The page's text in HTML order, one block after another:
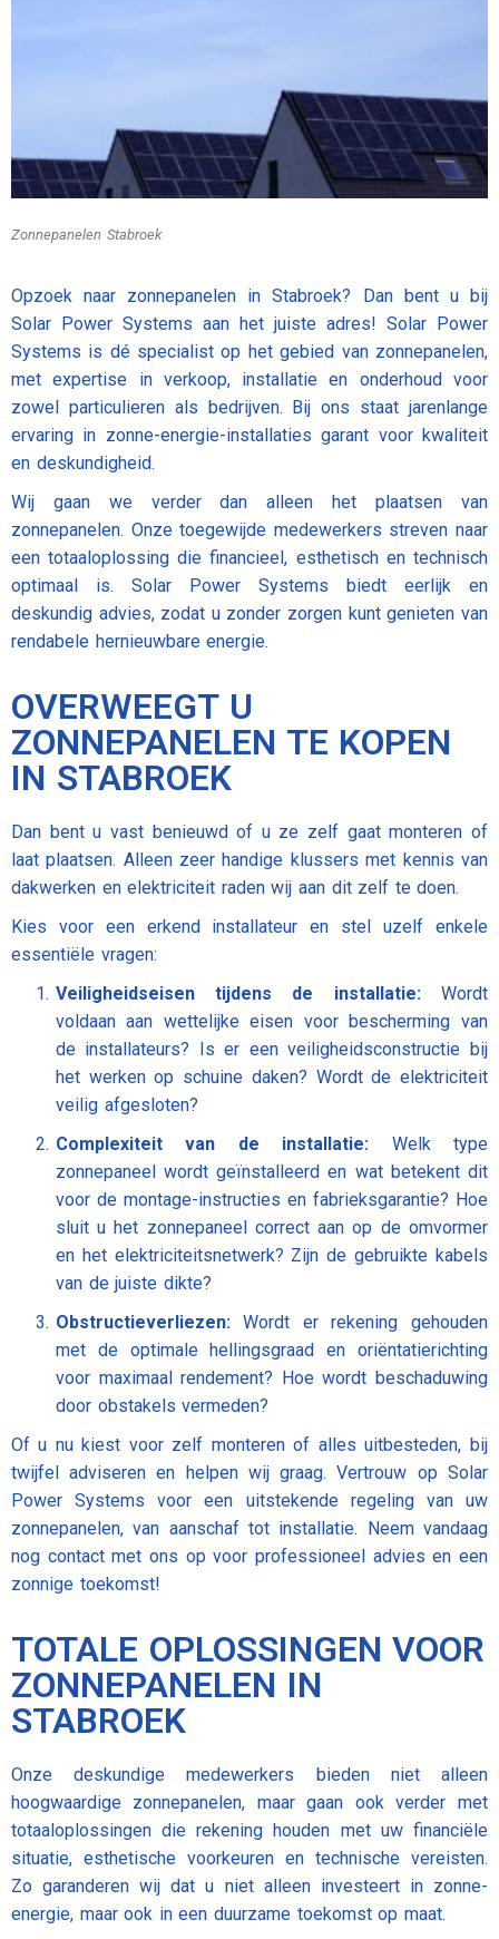
Zonnepanelen Stabroek
Opzoek naar zonnepanelen in Stabroek? Dan bent u bij
Solar Power Systems aan het juiste adres! Solar Power
Systems is dé specialist op het gebied van zonnepanelen,
met expertise in verkoop, installatie en onderhoud voor
zowel particulieren als bedrijven. Bij ons staat jarenlange
ervaring in zonne-energie-installaties garant voor kwaliteit
en deskundigheid.
Wij gaan we verder dan alleen het plaatsen van
zonnepanelen. Onze toegewijde medewerkers streven naar
een totaaloplossing die financieel, esthetisch en technisch
optimaal is. Solar Power Systems biedt eerlijk en
deskundig advies, zodat u zonder zorgen kunt genieten van
rendabele hernieuwbare energie.
OVERWEEGT U
ZONNEPANELEN TE KOPEN
IN STABROEK
Dan bent u vast benieuwd of u ze zelf gaat monteren of
laat plaatsen. Alleen zeer handige klussers met kennis van
dakwerken en elektriciteit raden wij aan dit zelf te doen.
Kies voor een erkend installateur en stel uzelf enkele
essentiële vragen:
Veiligheidseisen tijdens de installatie:Wordt
voldaan aan wettelijke eisen voor bescherming van
de installateurs? Is er een veiligheidsconstructie bij
het werken op schuine daken? Wordt de elektriciteit
veilig afgesloten?
Complexiteit van de installatie: Welk type
zonnepaneel wordt geïnstalleerd en wat betekent dit
voor de montage-instructies en fabrieksgarantie? Hoe
sluit u het zonnepaneel correct aan op de omvormer
en het elektriciteitsnetwerk? Zijn de gebruikte kabels
van de juiste dikte?
Obstructieverliezen: Wordt er rekening gehouden
met de optimale hellingsgraad en oriëntatierichting
voor maximaal rendement? Hoe wordt beschaduwing
door obstakels vermeden?
Of u nu kiest voor zelf monteren of alles uitbesteden, bij
twijfel adviseren en helpen wij graag. Vertrouw op Solar
Power Systems voor een uitstekende regeling van uw
zonnepanelen, van aanschaf tot installatie. Neem vandaag
nog contact met ons op voor professioneel advies en een
zonnige toekomst!
TOTALE OPLOSSINGEN VOOR
ZONNEPANELEN IN
STABROEK
Onze deskundige medewerkers bieden niet alleen
hoogwaardige zonnepanelen, maar gaan ook verder met
totaaloplossingen die rekening houden met uw financiële
situatie, esthetische voorkeuren en technische vereisten.
Zo garanderen wij dat u niet alleen investeert in zonne-
energie, maar ook in een duurzame toekomst op maat.